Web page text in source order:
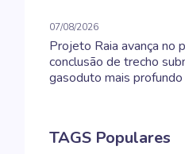
07/08/2026
Projeto Raia avança no
conclusão de trecho
gasoduto mais
TAGS Populares